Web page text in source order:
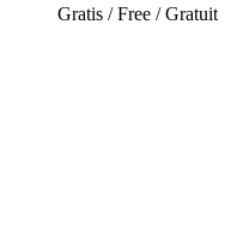
Gratis / Free / Gratuit